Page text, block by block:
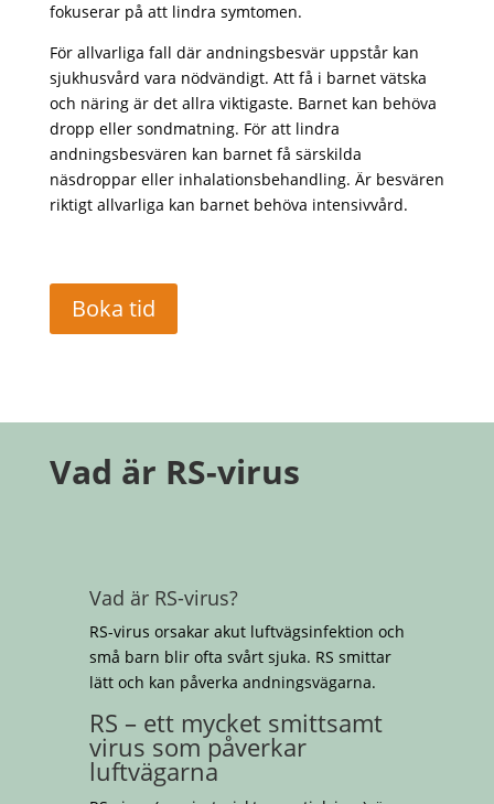
fokuserar på att lindra symtomen.
För allvarliga fall där andningsbesvär uppstår kan
sjukhusvård vara nödvändigt. Att få i barnet vätska
och näring är det allra viktigaste. Barnet kan behöva
dropp eller sondmatning. För att lindra
andningsbesvären kan barnet få särskilda
näsdroppar eller inhalationsbehandling. Är besvären
riktigt allvarliga kan barnet behöva intensivvård.
Boka tid
Vad är RS-virus
Vad är RS-virus?
RS-virus orsakar akut luftvägsinfektion och
små barn blir ofta svårt sjuka. RS smittar
lätt och kan påverka andningsvägarna.
RS – ett mycket smittsamt
virus som påverkar
luftvägarna